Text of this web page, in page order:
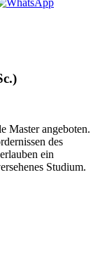
Master angeboten.
des
ein
Studium.